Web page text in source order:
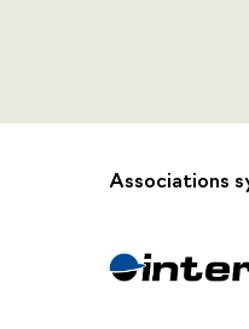
Associations